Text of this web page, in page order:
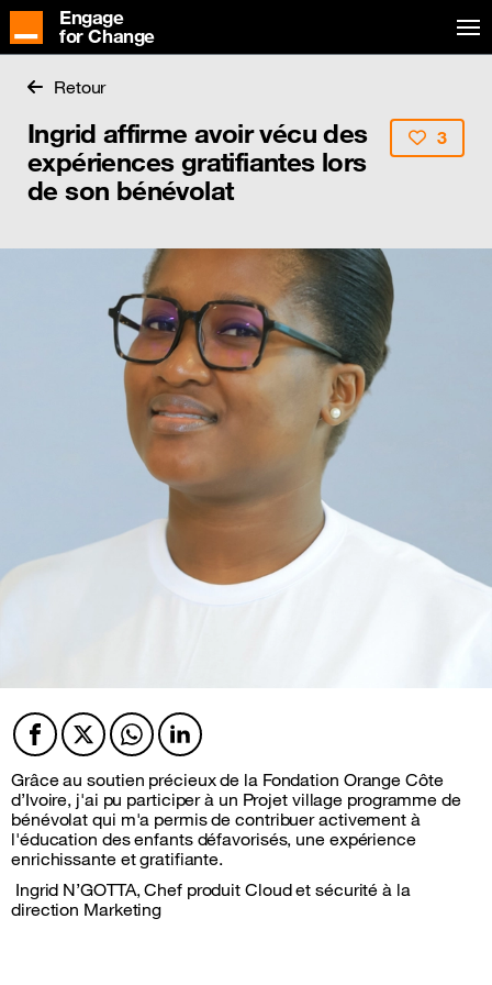
Engage
for Change
Retour
Ingrid affirme avoir vécu des
expériences gratifiantes lors
de son bénévolat
3
Facebook
TwitterTwitterTwitter
Grâce au soutien précieux de la Fondation Orange Côte
d’Ivoire, j'ai pu participer à un Projet village programme de
bénévolat qui m'a permis de contribuer activement à
l'éducation des enfants défavorisés, une expérience
enrichissante et gratifiante.
Ingrid N’GOTTA, Chef produit Cloud et sécurité à la
direction Marketing